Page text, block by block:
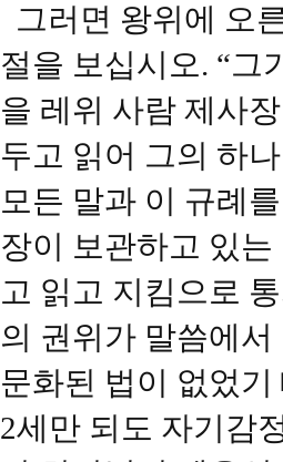
그러면 왕위에 오
절을 보십시오. “그
을 레위 사람 제사
두고 읽어 그의 하
모든 말과 이 규례
장이 보관하고 있
고 읽고 지킴으로
의 권위가 말씀에
문화된 법이 없었
2세만 되도 자기감